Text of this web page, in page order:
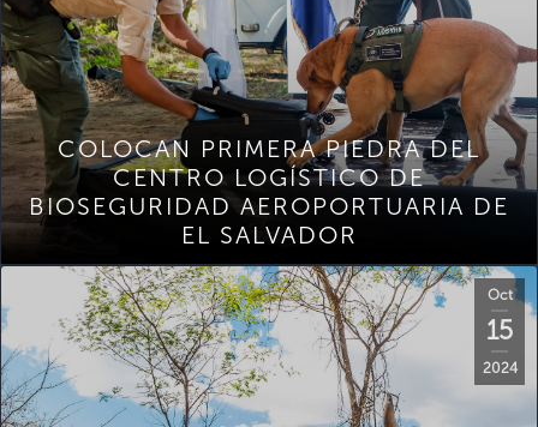
COLOCAN PRIMERA PIEDRA DEL
CENTRO LOGÍSTICO DE
BIOSEGURIDAD AEROPORTUARIA DE
EL SALVADOR
Oct
15
2024